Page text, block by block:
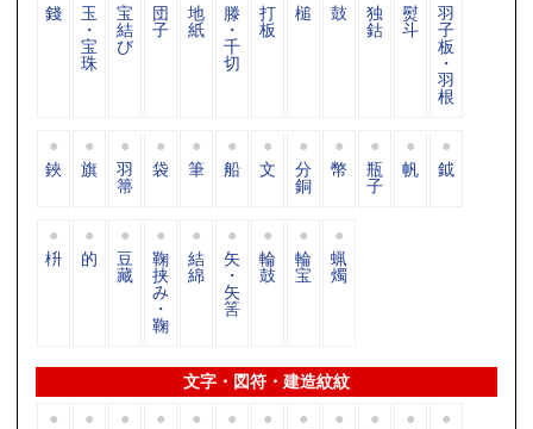
錢 玉
・
宝
珠
宝
結
び
団
子
地
紙
滕
・
千
切
打
板
槌 鼓 独
鈷
熨
斗
羽
子
板
・
羽
根
鋏 旗 羽
箒
袋 筆 船 文 分
銅
幣 瓶
子
帆 鉞
枡 的 豆
藏
鞠
挟
み
・
鞠
結
綿
矢
・
矢
筈
輪
鼓
輪
宝
蝋
燭
文字・図符・建造紋紋